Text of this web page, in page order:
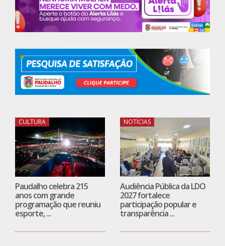
CULTURA
Paudalho celebra 215
anos com grande
programação que reuniu
esporte, ...
NOTÍCIAS
Audiência Pública da LDO
2027 fortalece
participação popular e
transparência ...